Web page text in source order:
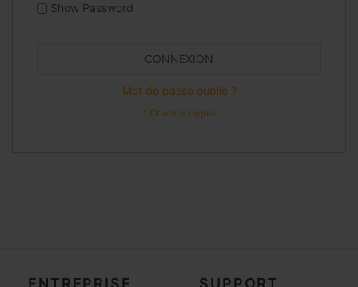
Show Password
CONNEXION
Mot de passe oublié ?